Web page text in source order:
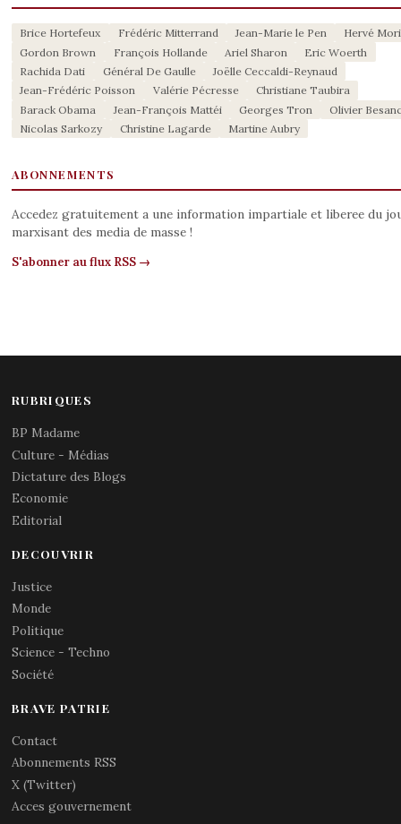
Brice Hortefeux Frédéric Mitterrand Jean-Marie le Pen
Hervé
Gordon Brown
François Hollande Ariel Sharon
Eric Woerth
Rachida Dati
Général De Gaulle
Joëlle Ceccaldi-Reynaud
Jean-Frédéric Poisson
Valérie Pécresse
Christiane Taubira
Barack Obama
Jean-François Mattéi Georges Tron
Olivier
Nicolas Sarkozy
Christine Lagarde Martine Aubry
ABONNEMENTS
Accedez gratuitement a une information impartiale et liberee du
marxisant des media de masse !
S'abonner au flux RSS →
RUBRIQUES
BP Madame
Culture - Médias
Dictature des Blogs
Economie
Editorial
DECOUVRIR
Justice
Monde
Politique
Science - Techno
Société
BRAVE PATRIE
Contact
Abonnements RSS
X (Twitter)
Acces gouvernement